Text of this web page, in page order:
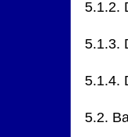
5.1.2.
5.1.3.
5.1.4.
5.2.